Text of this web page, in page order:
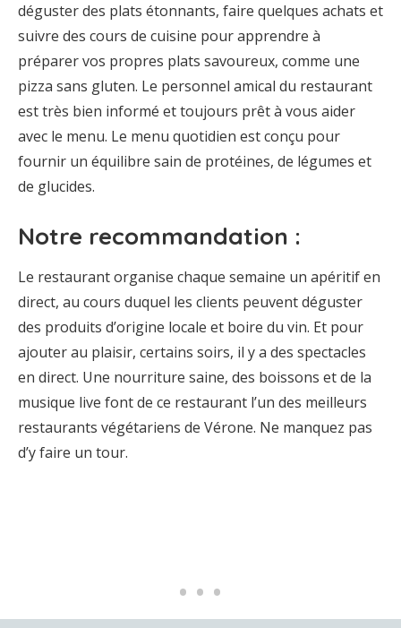
déguster des plats étonnants, faire quelques achats et
suivre des cours de cuisine pour apprendre à
préparer vos propres plats savoureux, comme une
pizza sans gluten. Le personnel amical du restaurant
est très bien informé et toujours prêt à vous aider
avec le menu. Le menu quotidien est conçu pour
fournir un équilibre sain de protéines, de légumes et
de glucides.
Notre recommandation :
Le restaurant organise chaque semaine un apéritif en
direct, au cours duquel les clients peuvent déguster
des produits d’origine locale et boire du vin. Et pour
ajouter au plaisir, certains soirs, il y a des spectacles
en direct. Une nourriture saine, des boissons et de la
musique live font de ce restaurant l’un des meilleurs
restaurants végétariens de Vérone. Ne manquez pas
d’y faire un tour.